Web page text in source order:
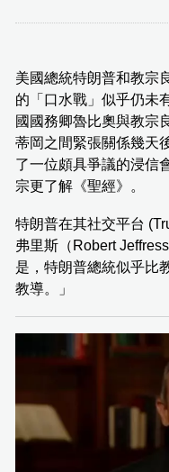
美國總統特朗普和教宗
的「口水戰」似乎仍未
國國務卿魯比奧與教宗
蒂岡之間緊張關係幾天
了一位頗具爭議的浸信
宗更了解《聖經》。
特朗普在其社交平台
弗里斯（Robert
是，特朗普總統似乎比
教導。」